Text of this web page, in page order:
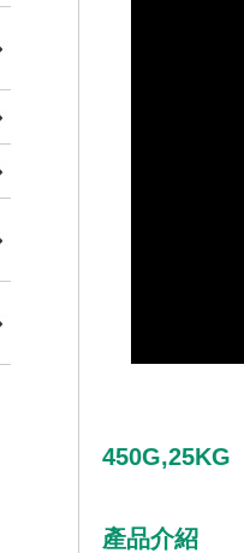
450G,25KG
產品介紹